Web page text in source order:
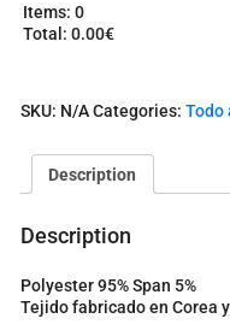
Items: 0
Total : 0.00€
e
o
t
o
SKU: N/ACategories: Todo
Description
Description
Polyester 95% Span 5%
Tejido fabricado en Corea